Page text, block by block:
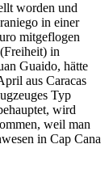
worden und
in einer
mitgeflogen
in
Guaido, hätte
aus Caracas
Typ
wird
weil man
in Cap Cana